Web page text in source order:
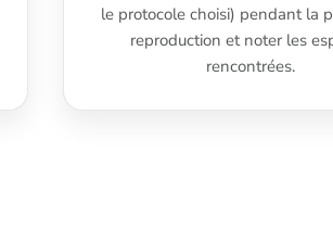
le protocole choisi) pendant la
reproduction et noter les
rencontrées.